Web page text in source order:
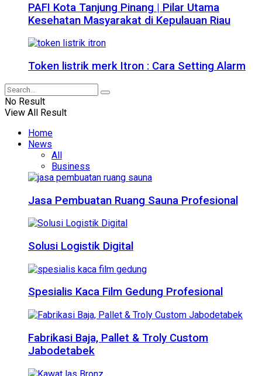
PAFI Kota Tanjung Pinang | Pilar Utama
Kesehatan Masyarakat di Kepulauan Riau
Token listrik merk Itron : Cara Setting Alarm
No Result
View All Result
Home
News
All
Business
Jasa Pembuatan Ruang Sauna Profesional
Solusi Logistik Digital
Spesialis Kaca Film Gedung Profesional
Fabrikasi Baja, Pallet & Troly Custom
Jabodetabek